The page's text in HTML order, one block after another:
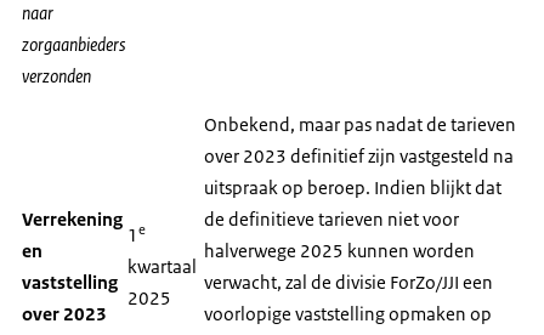
naar
zorgaanbieders
verzonden
Verrekening
en
vaststelling
over 2023
1 e
kwartaal
2025
Onbekend, maar pas nadat de tarieven
over 2023 definitief zijn vastgesteld na
uitspraak op beroep. Indien blijkt dat
de definitieve tarieven niet voor
halverwege 2025 kunnen worden
verwacht, zal de divisie ForZo/JJI een
voorlopige vaststelling opmaken op